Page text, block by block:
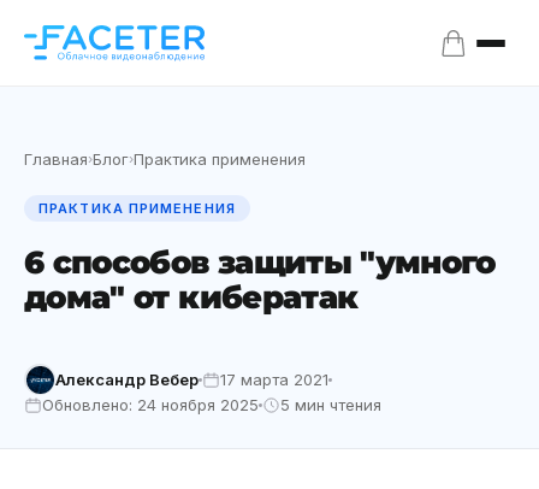
Главная›Блог›Практика применения
ПРАКТИКА ПРИМЕНЕНИЯ
6 способов защиты "умного
дома" от кибератак
Александр Вебер
17 марта 2021
Обновлено: 24 ноября 2025
5 мин чтения